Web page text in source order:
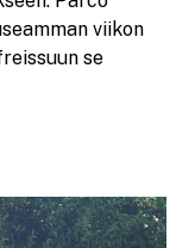
viikon
se